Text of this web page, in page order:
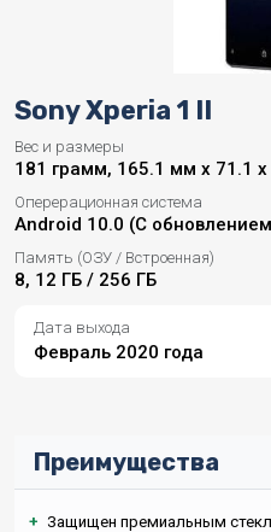
Sony Xperia 1 II
Вес и размеры
181 грамм, 165.1 мм x 71.1
Оперерационная система
Android 10.0 (С
Память (ОЗУ / Встроенная)
8, 12 ГБ / 256 ГБ
Дата выхода
Февраль 2020 года
Преимущества
+ Защищен премиальным